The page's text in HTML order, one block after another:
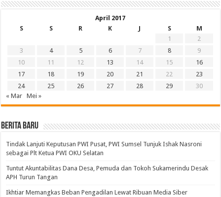
April 2017
S
S R K J S
M
1
2
3
4 5 6 7 8
9
10
11 12 13 14 15
16
17
18 19 20 21 22
23
24
25 26 27 28 29
30
« Mar
Mei »
BERITA BARU
Tindak Lanjuti Keputusan PWI Pusat, PWI Sumsel Tunjuk Ishak Nasroni
sebagai Plt Ketua PWI OKU Selatan
Tuntut Akuntabilitas Dana Desa, Pemuda dan Tokoh Sukamerindu Desak
APH Turun Tangan
Ikhtiar Memangkas Beban Pengadilan Lewat Ribuan Media Siber